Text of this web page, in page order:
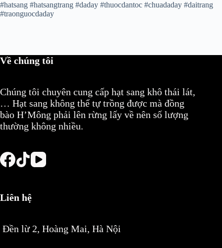
#hatsang #hatsangtrang #daday #thuocdantoc #chuadaday #daitrang
#traonguocdaday
Về chúng tôi
Chúng tôi chuyên cung cấp hạt sang khô thái lát,
… Hạt sang không thể tự trồng được mà đồng
bào H’Mông phải lên rừng lấy về nên số lượng
thường không nhiều.
Liên hệ
Đền lừ 2, Hoàng Mai, Hà Nội